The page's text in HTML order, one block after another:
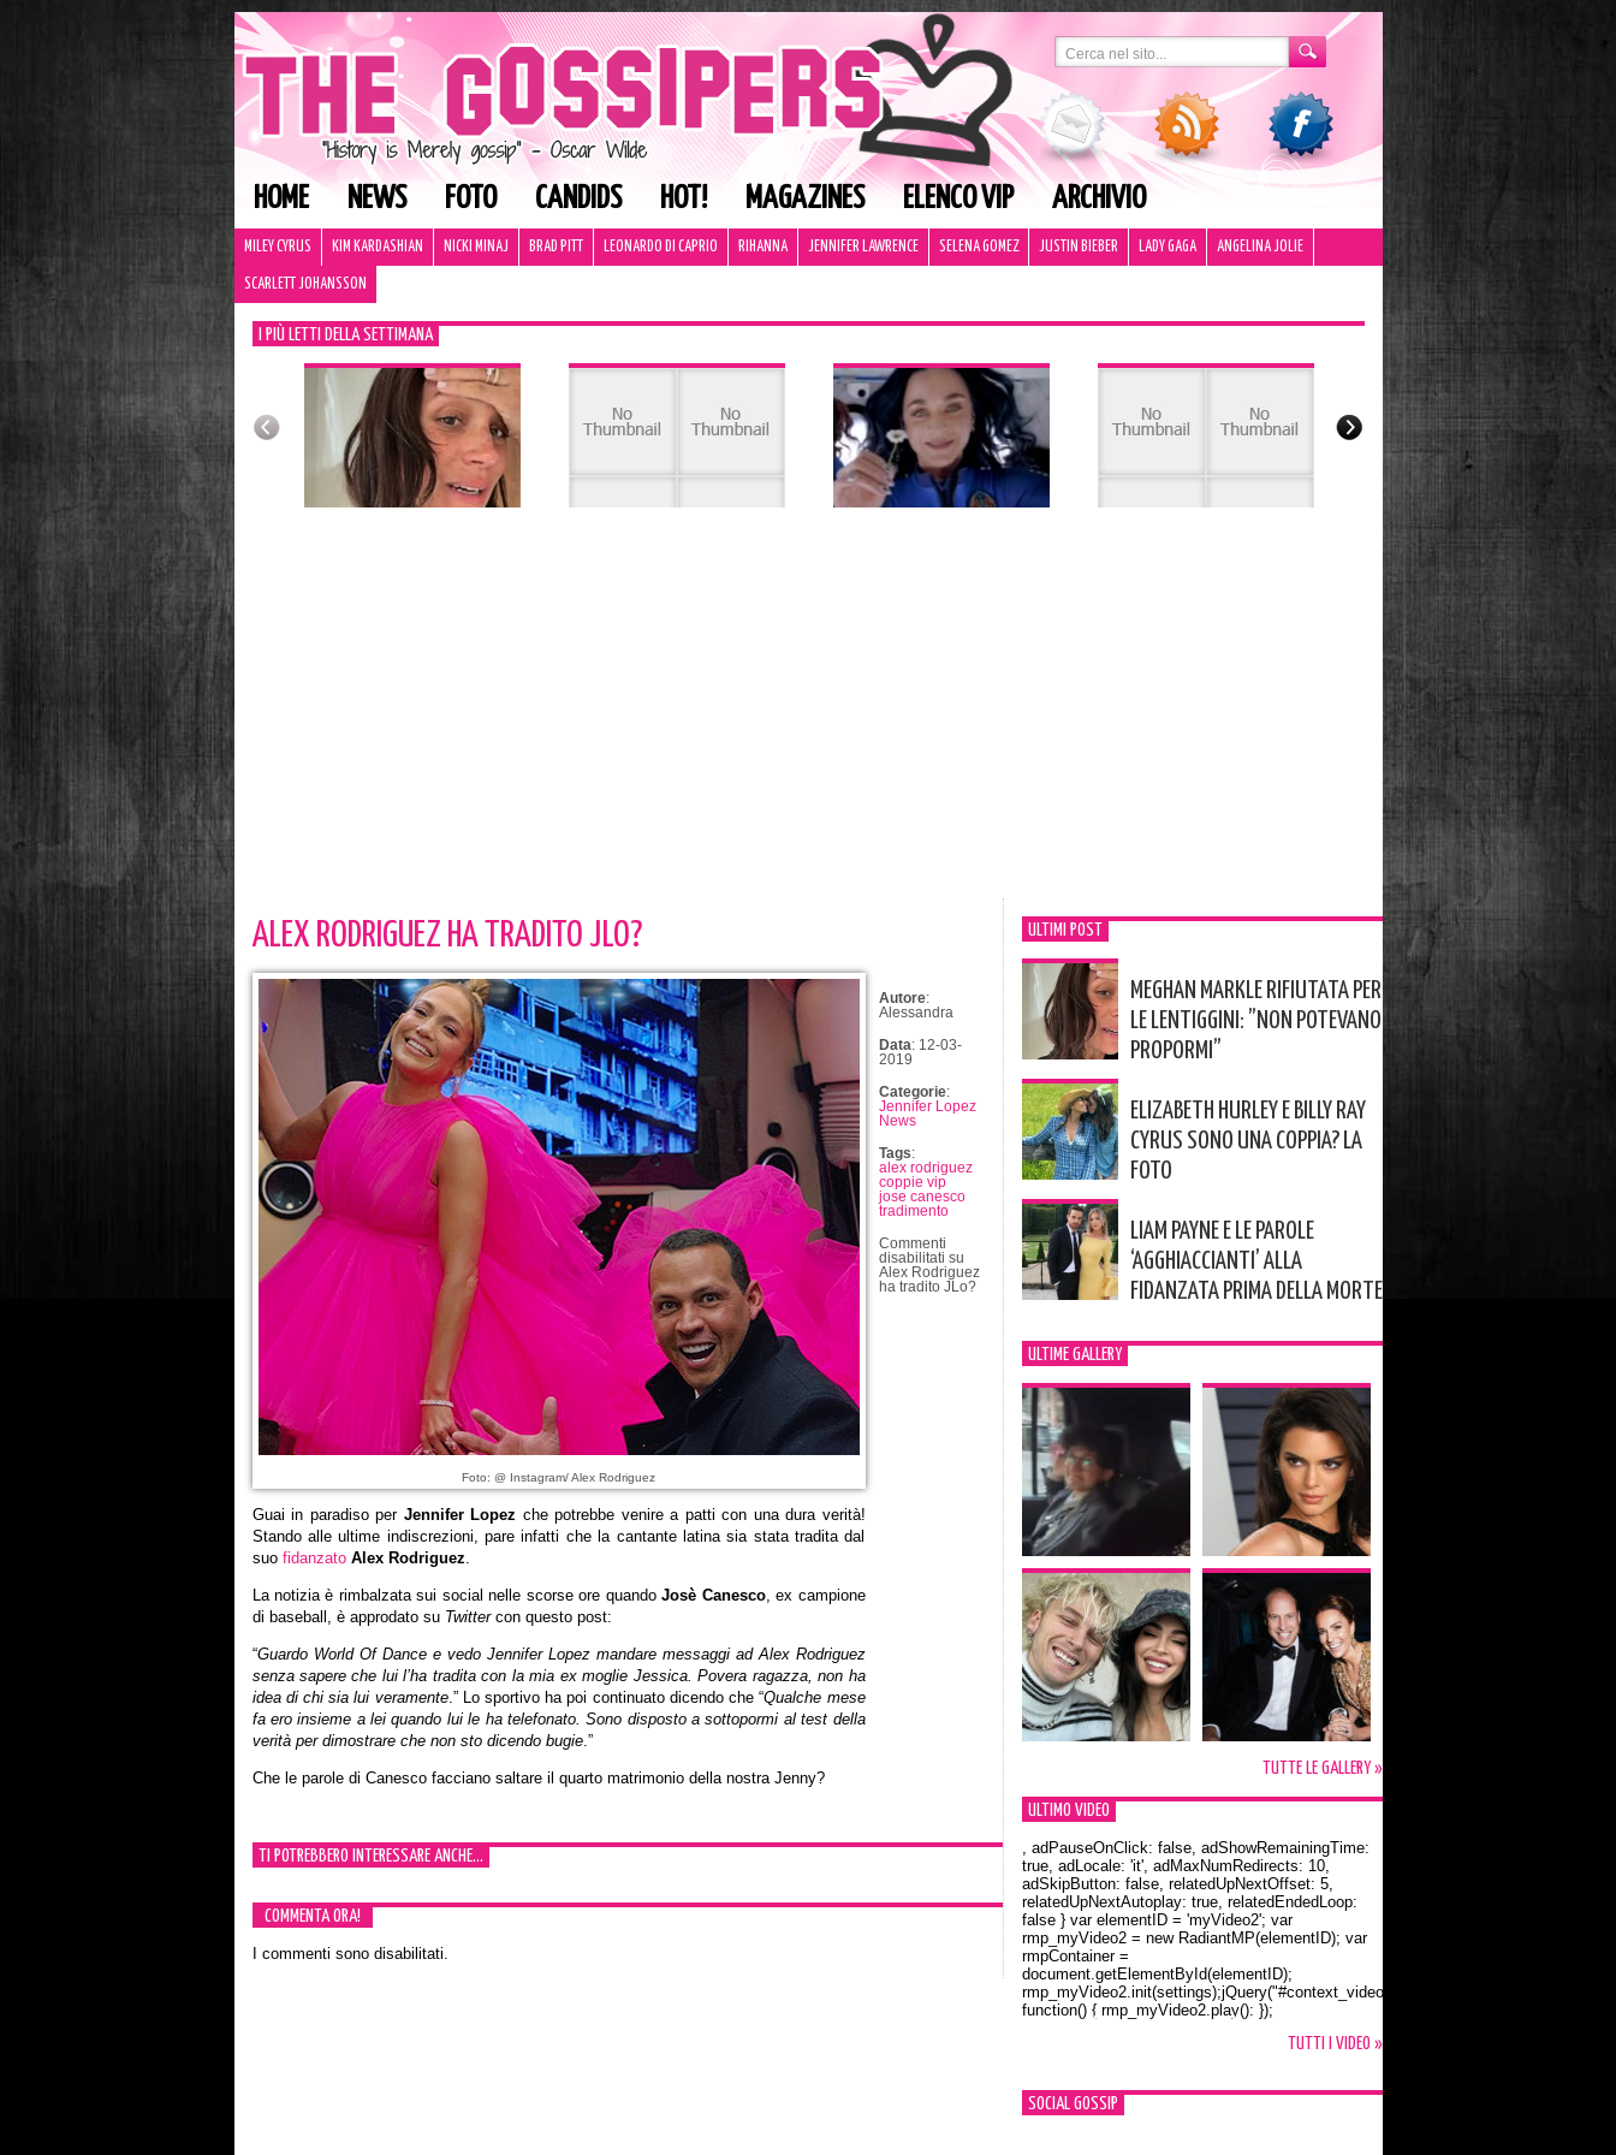
HOME NEWS FOTO CANDIDS HOT! MAGAZINES ELENCO VIP ARCHIVIO
MILEY CYRUS KIM KARDASHIAN NICKI MINAJ BRAD PITT LEONARDO DI CAPRIO RIHANNA JENNIFER LAWRENCE SELENA GOMEZ JUSTIN BIEBER LADY GAGA ANGELINA JOLIE
SCARLETT JOHANSSON
I PIÙ LETTI DELLA SETTIMANA
ALEX RODRIGUEZ HA TRADITO JLO?
Foto: @ Instagram/ Alex Rodriguez
Guai in paradiso per Jennifer Lopez che potrebbe venire a patti con una dura verità!
Stando alle ultime indiscrezioni, pare infatti che la cantante latina sia stata tradita dal
suo fidanzato Alex Rodriguez.
La notizia è rimbalzata sui social nelle scorse ore quandoJosè Canesco, ex campione
di baseball, è approdato suTwitter con questo post:
“Guardo World Of Dance e vedo Jennifer Lopez mandare messaggi ad Alex Rodriguez
senza sapere che lui l’ha tradita con la mia ex moglie Jessica. Povera ragazza, non ha
idea di chi sia lui veramente.” Lo sportivo ha poi continuato dicendo che “Qualche mese
fa ero insieme a lei quando lui le ha telefonato. Sono disposto a sottopormi al test della
verità per dimostrare che non sto dicendo bugie.”
Che le parole di Canesco facciano saltare il quarto matrimonio della nostra Jenny?
Autore:
Alessandra
Data: 12-03-
2019
Categorie:
Jennifer Lopez
News
Tags:
alex rodriguez
coppie vip
jose canesco
tradimento
Commenti
disabilitati su
Alex Rodriguez
ha tradito JLo?
TI POTREBBERO INTERESSARE ANCHE...
COMMENTA ORA!
I commenti sono disabilitati.
ULTIMI POST
MEGHAN MARKLE RIFIUTATA PER
LE LENTIGGINI: ”NON POTEVANO
PROPORMI”
ELIZABETH HURLEY E BILLY RAY
CYRUS SONO UNA COPPIA? LA
FOTO
LIAM PAYNE E LE PAROLE
‘AGGHIACCIANTI’ ALLA
FIDANZATA PRIMA DELLA MORTE
ULTIME GALLERY
TUTTE LE GALLERY »
ULTIMO VIDEO
Orlando Bloom e la t-shirt dedicata a Flynn
, adPauseOnClick: false, adShowRemainingTime:
true, adLocale: 'it', adMaxNumRedirects: 10,
adSkipButton: false, relatedUpNextOffset: 5,
relatedUpNextAutoplay: true, relatedEndedLoop:
false } var elementID = 'myVideo2'; var
rmp_myVideo2 = new RadiantMP(elementID); var
rmpContainer =
document.getElementById(elementID);
rmp_myVideo2.init(settings);jQuery("#context_video2").one("mouseover",
function() { rmp_myVideo2.play(); });
TUTTI I VIDEO »
SOCIAL GOSSIP